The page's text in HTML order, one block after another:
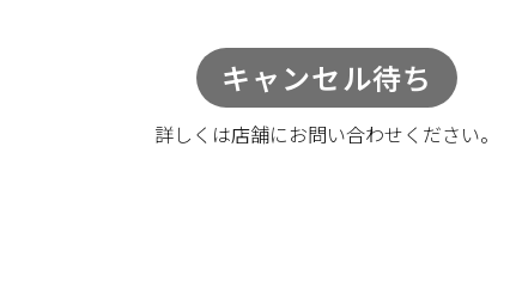
キャンセル待ち
詳しくは店舗にお問い合わせください。